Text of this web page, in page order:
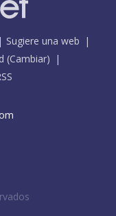
Sugiere una web
(Cambiar)